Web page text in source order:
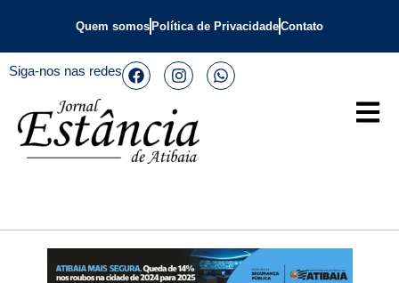
Quem somos Política de PrivacidadeContato
Siga-nos nas redes